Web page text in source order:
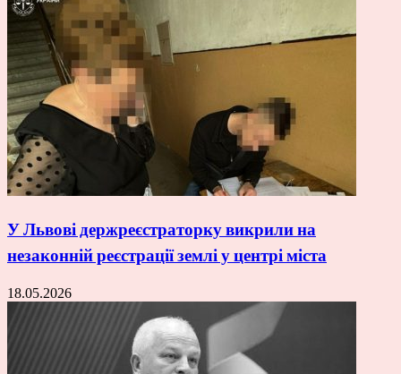
У Львові держреєстраторку викрили на
незаконній реєстрації землі у центрі міста
18.05.2026